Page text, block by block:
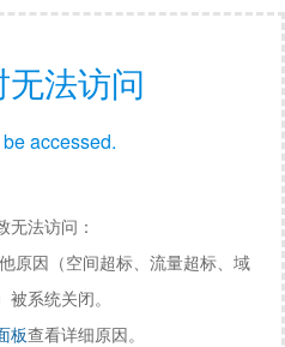
法访问
accessed.
无法访问：
原因（空间超标、流量超标、域
系统关闭。
板查看详细原因。